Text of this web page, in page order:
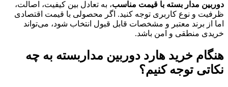
دوربین مدار بسته با قیمت مناسب، به تعادل بین کیفیت، اصالت،
ظرفیت و نوع کاربری توجه کنید. اگر محصولی با قیمت اقتصادی
اما از برند معتبر و مشخصات قابل قبول انتخاب شود، می‌تواند
خریدی منطقی و امن باشد.
هنگام خرید هارد دوربین مداربسته به چه
نکاتی توجه کنیم؟